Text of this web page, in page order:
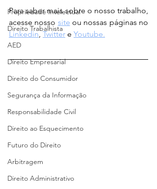
Propriedade Intelectual
Direito Trabalhista
AED
Direito Empresarial
Direito do Consumidor
Segurança da Informação
Responsabilidade Civil
Direito ao Esquecimento
Futuro do Direito
Arbitragem
Direito Administrativo
Para saber mais sobre o nosso trabalho,
acesse nosso site
Linkedin, Twitter e Youtube.